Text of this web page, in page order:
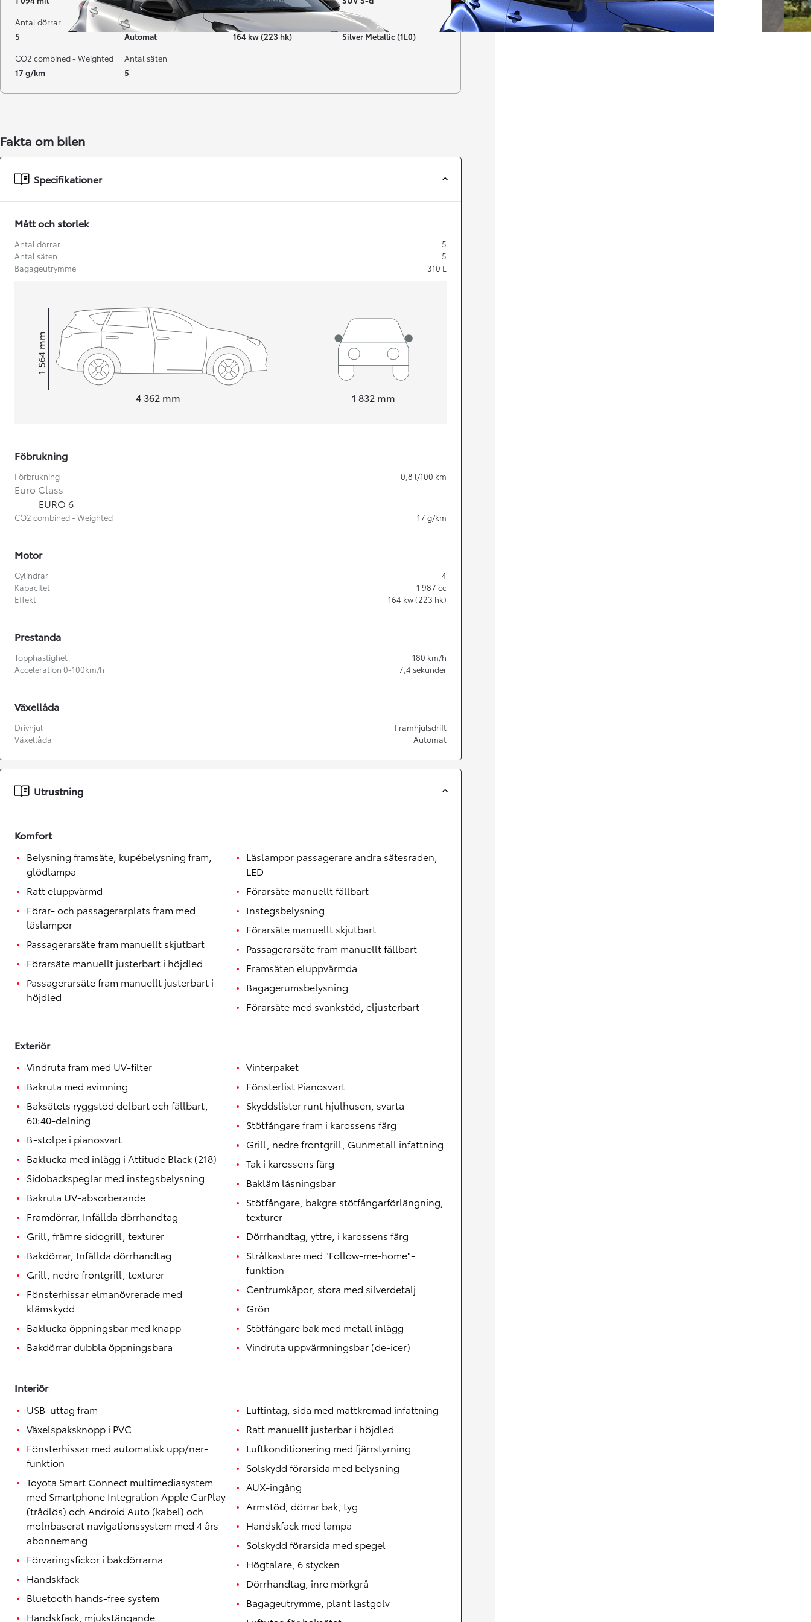
Från 238 900 kr
GR Yaris
Från 599 900 kr
Från 324 900 kr
Nya Corolla Cross
HYBRID
Toyota C-HR
HYBRID & LADDHYBRID
Toyota GR Supra
Nya GR GT
Antal dörrar
5
Växellåda
Automat
Effekt
164 kw (223 hk)
Färg
Silver Metallic (1L0)
CO2 combined - Weighted
17 g/km
Antal säten
5
Fakta om bilen
Specifikationer
Mått och storlek
Antal dörrar
5
Antal säten
5
Bagageutrymme
310 L
4 362 mm
Height1 564
mm
1 832 mm
Föbrukning
Förbrukning 0,8 l/100 km
Euro Class
EURO 6
CO2 combined - Weighted 17 g/km
Motor
Cylindrar
4
Kapacitet
1 987 cc
Effekt
164 kw (223 hk)
Prestanda
Topphastighet 180 km/h
Acceleration 0-100km/h
7,4 sekunder
Växellåda
Drivhjul
Framhjulsdrift
Växellåda
Automat
Utrustning
Komfort
Belysning framsäte, kupébelysning fram,
glödlampa
Ratt eluppvärmd
Förar- och passagerarplats fram med
läslampor
Passagerarsäte fram manuellt skjutbart
Förarsäte manuellt justerbart i höjdled
Passagerarsäte fram manuellt justerbart i
höjdled
Läslampor passagerare andra sätesraden,
LED
Förarsäte manuellt fällbart
Instegsbelysning
Förarsäte manuellt skjutbart
Passagerarsäte fram manuellt fällbart
Framsäten eluppvärmda
Bagagerumsbelysning
Förarsäte med svankstöd, eljusterbart
Exteriör
Vindruta fram med UV-filter
Bakruta med avimning
Baksätets ryggstöd delbart och fällbart,
60:40-delning
B-stolpe i pianosvart
Baklucka med inlägg i Attitude Black (218)
Sidobackspeglar med instegsbelysning
Bakruta UV-absorberande
Framdörrar, Infällda dörrhandtag
Grill, främre sidogrill, texturer
Bakdörrar, Infällda dörrhandtag
Grill, nedre frontgrill, texturer
Fönsterhissar elmanövrerade med
klämskydd
Baklucka öppningsbar med knapp
Bakdörrar dubbla öppningsbara
Vinterpaket
Fönsterlist Pianosvart
Skyddslister runt hjulhusen, svarta
Stötfångare fram i karossens färg
Grill, nedre frontgrill, Gunmetall infattning
Tak i karossens färg
Bakläm låsningsbar
Stötfångare, bakgre stötfångarförlängning,
texturer
Dörrhandtag, yttre, i karossens färg
Strålkastare med "Follow-me-home"-
funktion
Centrumkåpor, stora med silverdetalj
Grön
Stötfångare bak med metall inlägg
Vindruta uppvärmningsbar (de-icer)
Interiör
USB-uttag fram
Växelspaksknopp i PVC
Fönsterhissar med automatisk upp/ner-
funktion
Toyota Smart Connect multimediasystem
med Smartphone Integration Apple CarPlay
(trådlös) och Android Auto (kabel) och
molnbaserat navigationssystem med 4 års
abonnemang
Förvaringsfickor i bakdörrarna
Handskfack
Bluetooth hands-free system
Handskfack, mjukstängande
Luftintag, sida med mattkromad infattning
Ratt manuellt justerbar i höjdled
Luftkonditionering med fjärrstyrning
Solskydd förarsida med belysning
AUX-ingång
Armstöd, dörrar bak, tyg
Handskfack med lampa
Solskydd förarsida med spegel
Högtalare, 6 stycken
Dörrhandtag, inre mörkgrå
Bagageutrymme, plant lastgolv